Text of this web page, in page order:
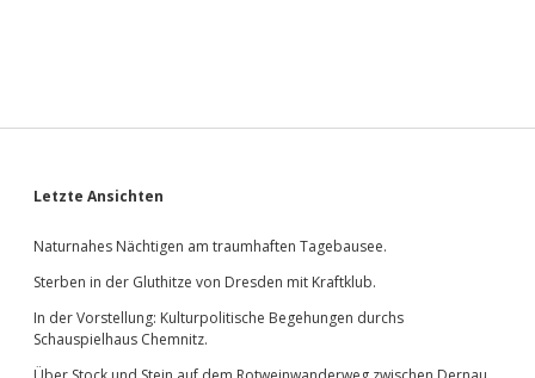
Sidebar
Letzte Ansichten
Naturnahes Nächtigen am traumhaften Tagebausee.
Sterben in der Gluthitze von Dresden mit Kraftklub.
In der Vorstellung: Kulturpolitische Begehungen durchs
Schauspielhaus Chemnitz.